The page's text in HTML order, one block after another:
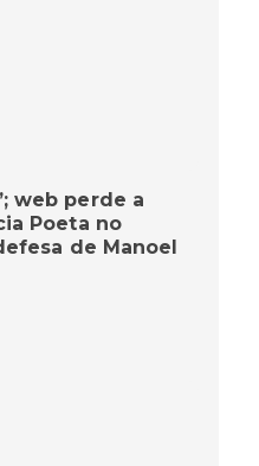
web perde a
Poeta no
de Manoel